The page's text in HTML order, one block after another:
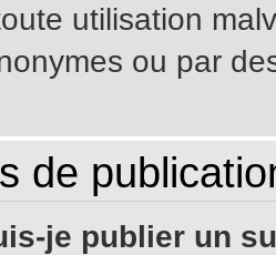
utilisation
ou par
de
je publier un